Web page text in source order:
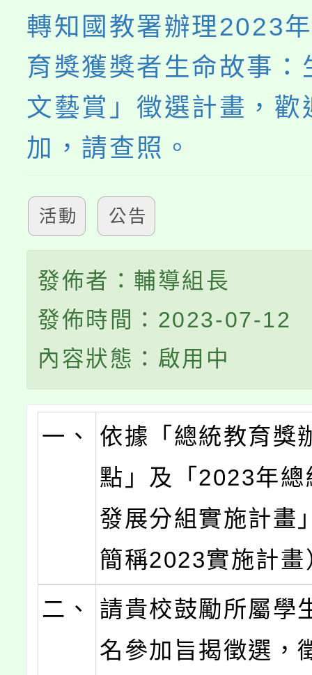
轉知國教署辦理2023
育獎獲獎者生命故事：
文藝賞」徵選計畫，歡
加，請查照。
活動 公告
發佈者：輔導組長
發佈時間：2023-07-12
內容狀態：啟用中
一、
依據「總統教育獎
點」及「2023年總
發展分組實施計畫
簡稱2023實施計畫
二、
請貴校鼓勵所屬學
名參加旨揭徵選，